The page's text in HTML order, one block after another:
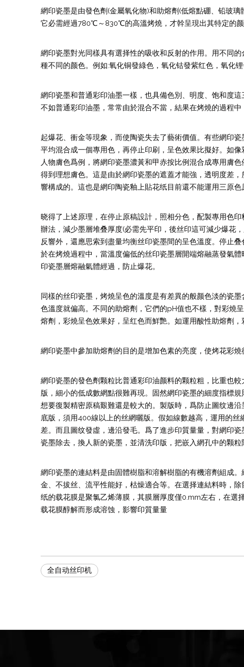
網印瓷墨是由發色劑(金屬氧化物)和助熔劑(低熔點硼、铅玻
它必需經過780℃～830℃的高溫烤燒，才幹呈現出其特定的颜
網印瓷墨對光同樣具有選择性的吸收和反射的作用。用不同
種不同的颜色。例如:氧化铜發綠色，氧化钴發紫红色，氧化
網印瓷墨和普通彩印油墨一樣，也具備色別、明度、饱和度
不如普通彩印油墨，常常由於混合不當，結果在烤燒的過程
起爆花、衝金等現象，而使陶瓷失去了藝術價值。有些網印
平均混合成一個專用色，再停止印刷，呈色效果比擬好。如
人物膚色爲例，將網印瓷墨濃黃和甲赤按比例混合成專用膚
得到理想膚色。這是由於網印瓷墨的遮蓋才能強，透明度差
響構成的。這也是網印陶瓷釉上貼花纸目前還不能運用三原色
晓得了上述原理，在停止原稿設計，照相分色，配製專用色
辦法，減少墨層堆叠厚度(必需先平印，後丝印這可減少爆花
反響外，還應思索到盡量均衡丝印瓷墨間的呈色溫度。停止
於在烤燒過程中，當溫度偏低的丝印瓷墨層開端熔融蒸發氣
印瓷墨層熔融氣體經過，防止爆花。
同樣的丝印瓷墨，烤燒呈色的溫度是有差異的般颜色淡的瓷
色溫度就偏高。不同的助熔劑，它們的pH值也不樣，對彩燒
熔劑，彩燒呈色效果好，呈红色而鮮艷。如運用酸性助熔劑，
網印瓷墨中參加助熔劑的目的是增加色素的亮度，使烤花彩
網印瓷墨的發色劑颗粒比普通彩印油颜料的颗粒粗，比重也
版，細小的低成數網點很難再現。固然網印瓷墨的細度指標
想要復製精密原稿艱難還是較大的。製版時，爲防止圖纹邊
底版，須用400線以上的丝網曬版。假如線數越高，運用的
差。而且圖纹發虛，邊沿發毛。爲了進步印質量量，對網印
瓷墨除去，換人新的瓷墨，並清洗印版，把嵌入網孔中的颗
網印瓷墨的連結料是由固體樹脂和溶解樹脂的有機溶劑組成
金、不拔丝、流平性能好，枯燥適合等。在選择連結料時，
纸的载花膜是聚氯乙烯薄膜，其膜層厚度僅0.mm左右，在
载花膜醇解而形成溶蚀，影響印質量量
全自动丝印机